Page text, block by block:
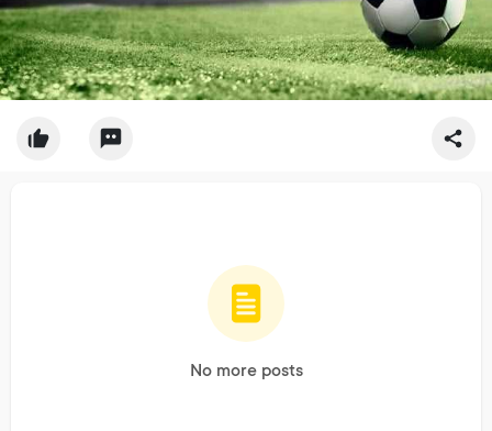
No more posts